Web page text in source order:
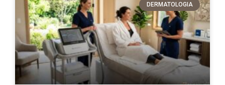
DERMATOLOGIA